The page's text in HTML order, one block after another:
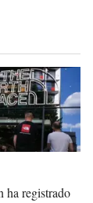
ha registrado